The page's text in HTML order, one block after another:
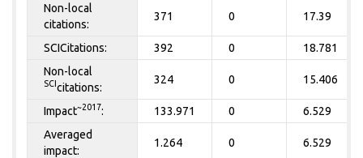
Non-local
citations:
371 0 17.39
SCICitations: 392 0
18.781
Non-local
SCI citations:
324 0 15.406
Impact~2017: 133.971 0
6.529
Averaged
impact:
1.264 0 6.529